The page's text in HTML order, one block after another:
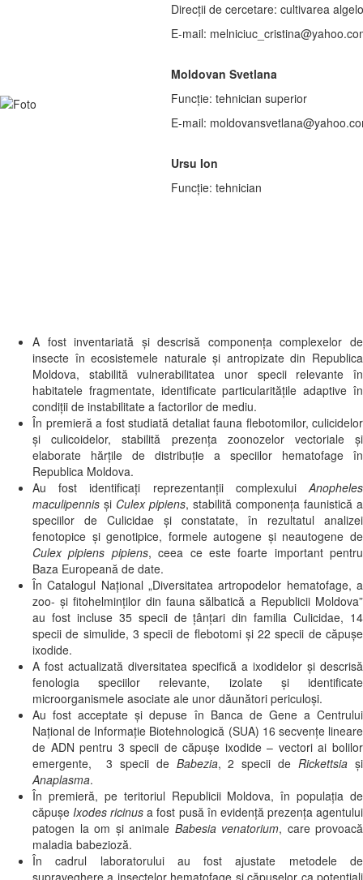
Direcții de cercetare: cultivarea
E-mail:
Moldovan Svetlana
Funcție: tehnician superior
E-mail:
Ursu Ion
Funcție: tehnician
A fost inventariată și descrisă componența complexelor de
insecte în ecosistemele naturale și antropizate din Republica
Moldova, stabilită vulnerabilitatea unor specii relevante în
habitatele fragmentate, identificate particularitățile adaptive în
condiții de instabilitate a factorilor de mediu.
În premieră a fost studiată detaliat fauna flebotomilor, culicidelor
și culicoidelor, stabilită prezența zoonozelor vectoriale și
elaborate hărțile de distribuție a speciilor hematofage în
Republica Moldova.
Au fost identificați reprezentanții complexuluiAnopheles
maculipennis şi Culex pipiens, stabilită componenţa faunistică a
speciilor de Culicidae şi constatate, în rezultatul analizei
fenotopice şi genotipice, formele autogene şi neautogene de
Culex pipiens pipiens, ceea ce este foarte important pentru
Baza Europeană de date.
În Catalogul Național „Diversitatea artropodelor hematofage, a
zoo- şi fitohelminţilor din fauna sălbatică a Republicii Moldova”
au fost incluse 35 specii de țânțari din familia Culicidae, 14
specii de simulide, 3 specii de flebotomi și 22 specii de căpușe
ixodide.
A fost actualizată diversitatea specifică a ixodidelor și descrisă
fenologia speciilor relevante, izolate și identificate
microorganismele asociate ale unor dăunători periculoși.
Au fost acceptate şi depuse în Banca de Gene a Centrului
Naţional de Informaţie Biotehnologică (SUA) 16 secvenţe lineare
de ADN pentru 3 specii de căpuşe ixodide – vectori ai bolilor
emergente, 3 specii de Babezia, 2 specii deRickettsia şi
Anaplasma.
În premieră, pe teritoriul Republicii Moldova, în populația de
căpușeIxodes ricinus a fost pusă în evidență prezența agentului
patogen la om și animale Babesia venatorium, care provoacă
maladia babezioză.
În cadrul laboratorului au fost ajustate metodele de